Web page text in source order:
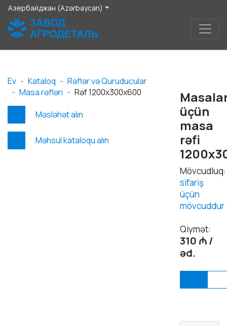
Азербайджан (Azərbaycan)
Ev Kataloq
Rəflər və Quruducular
Masa rəfləri
Rəf 1200x300x600
Məsləhət alın
Məhsul kataloqu alın
üçün
masa
rəfi
Mövcudluq:
sifariş
üçün
mövcuddur
Qiymət:
310 ₼ /
əd.